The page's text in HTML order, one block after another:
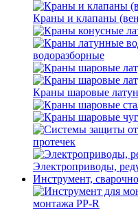
Краны и клапаны
водоразборные
Краны шаровые
протечек
Электроприводы,
Инструмент,
монтажа PP-R